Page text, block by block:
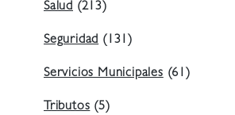
Salud (213)
Seguridad(131)
Servicios Municipales(61)
Tributos(5)